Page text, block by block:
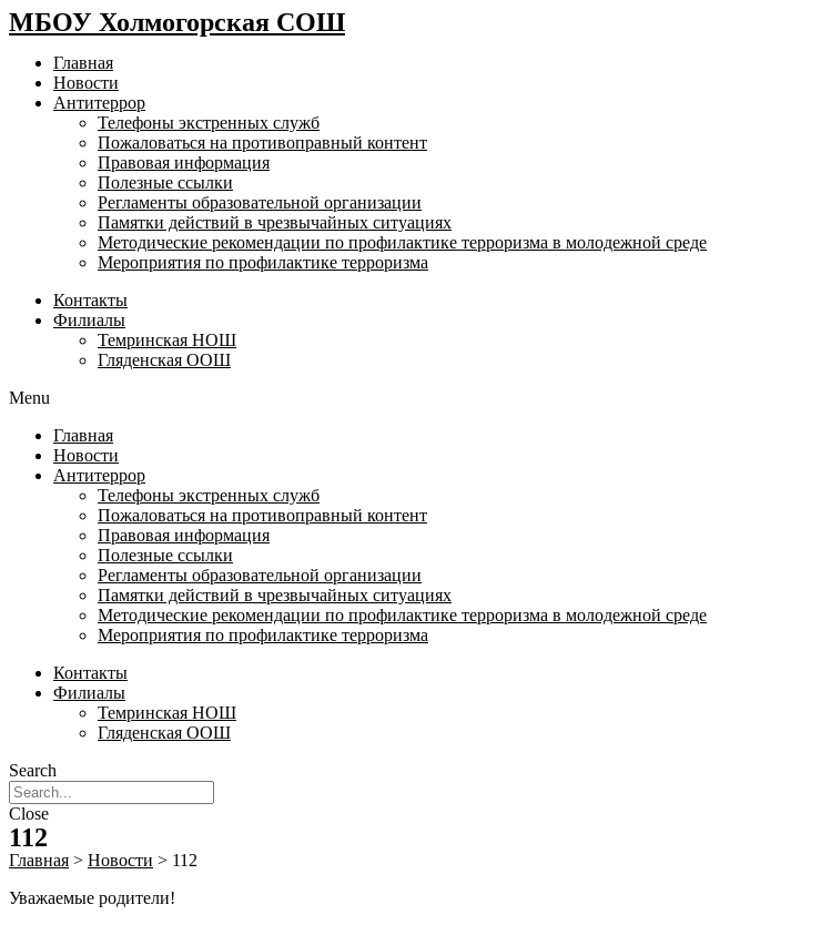
МБОУ Холмогорская СОШ
Главная
Новости
Антитеррор
Телефоны экстренных служб
Пожаловаться на противоправный контент
Правовая информация
Полезные ссылки
Регламенты образовательной организации
Памятки действий в чрезвычайных ситуациях
Методические рекомендации по профилактике терроризма в молодежной среде
Мероприятия по профилактике терроризма
Контакты
Филиалы
Темринская НОШ
Гляденская ООШ
Menu
Главная
Новости
Антитеррор
Телефоны экстренных служб
Пожаловаться на противоправный контент
Правовая информация
Полезные ссылки
Регламенты образовательной организации
Памятки действий в чрезвычайных ситуациях
Методические рекомендации по профилактике терроризма в молодежной среде
Мероприятия по профилактике терроризма
Контакты
Филиалы
Темринская НОШ
Гляденская ООШ
Search
Close
112
Главная > Новости > 112
Уважаемые родители!